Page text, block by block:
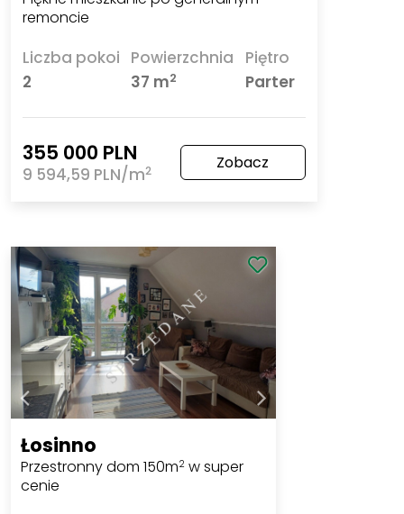
remoncie
Liczba pokoi
2
Powierzchnia
37 m2
Piętro
Parter
355 000 PLN
9 594,59 PLN/m2 Zobacz
Łosinno
Przestronny dom 150m2 w super
cenie